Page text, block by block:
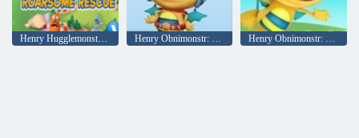
Henry Hugglemonster Respingerea lui Henry Roarsome Henry Obnimonstr: Racers Roaring Henry Obnimonstr: Salvarea hohote